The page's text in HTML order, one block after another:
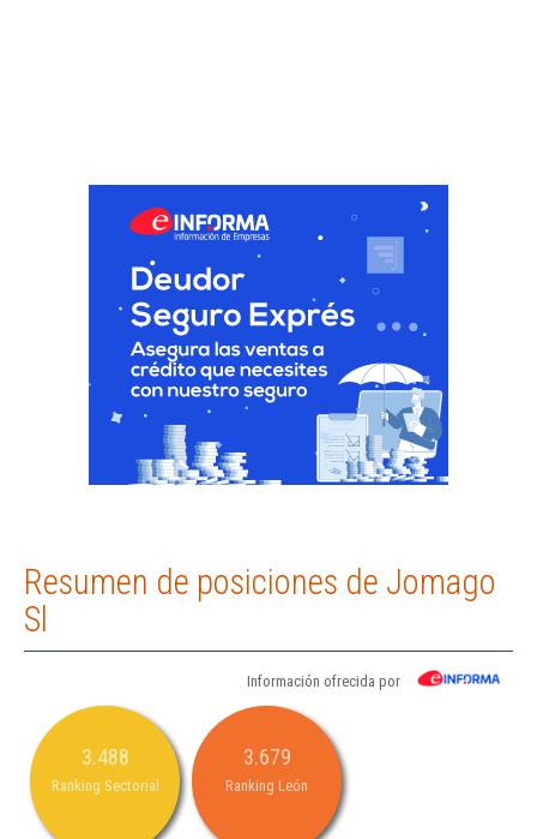
Resumen de posiciones de Jomago
Sl
Información ofrecida por
3.488
Ranking Sectorial
3.679
Ranking León